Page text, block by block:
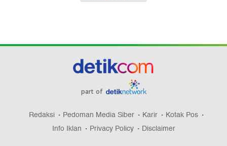
part of
Redaksi Pedoman Media Siber Karir
Kotak Pos
Info Iklan
Privacy Policy Disclaimer